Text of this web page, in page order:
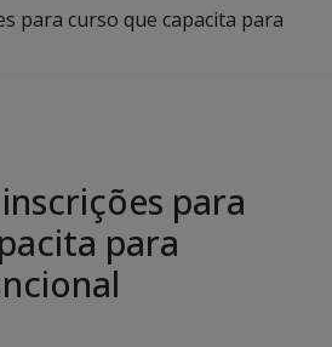
para curso que capacita para
para
para